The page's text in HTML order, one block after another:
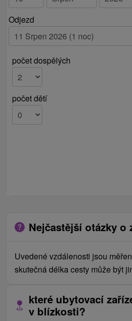
Odjezd
počet dospělých
počet dětí
Nejčastější otázky o
Uvedené vzdálenosti jsou
skutečná délka cesty může být
které ubytovací
v blízkosti?